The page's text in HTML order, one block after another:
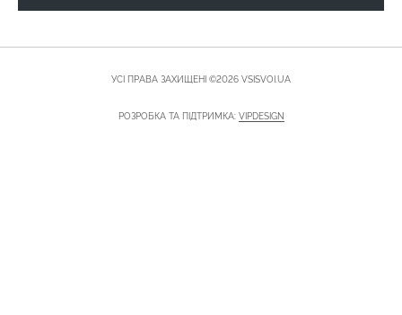
УСІ ПРАВА ЗАХИЩЕНІ ©2026 VSISVOI.UA
РОЗРОБКА ТА ПІДТРИМКА: VIPDESIGN